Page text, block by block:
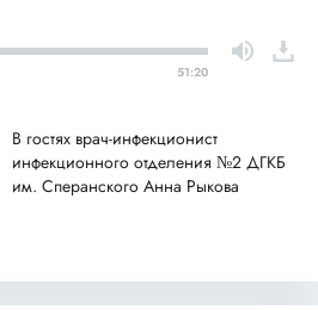
51:20
В гостях врач-инфекционист
инфекционного отделения №2 ДГКБ
им. Сперанского Анна Рыкова